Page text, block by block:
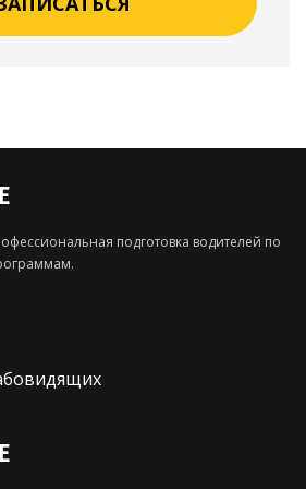
подготовка водителей по